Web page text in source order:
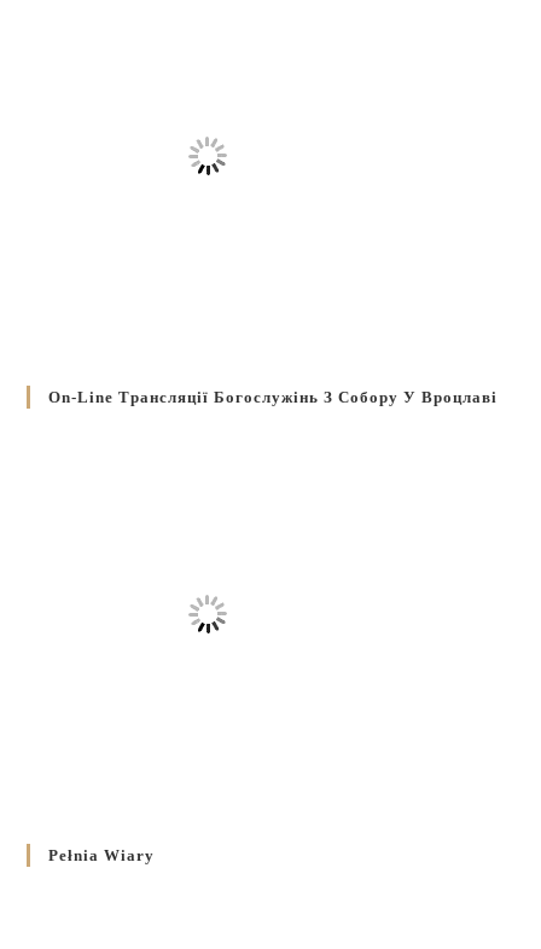
On-Line Трансляції Богослужінь З Собору У Вроцлаві
Pełnia Wiary